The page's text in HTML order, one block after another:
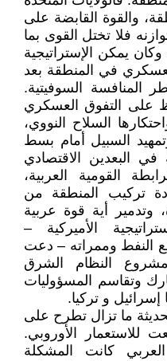
والقوة القابضة على
فلا تختل القوى بما
وكان يمكن الإستراتيجية
في المنطقة بعد
المنافسة السوفيتية.
على التفوق العسكري
السلاح النووي،
السبيل أمام بسط
في البعدين الاقتصادي
القومية العربية،
تركيب المنطقة من
أية قوة عربية
الأميركية –
النفط وممراته – دعت
مشروع النظام الشرق
وتقاسم المسؤوليات
إسرائيل و تركيا.
ما تزال تطرح على
الأوروبي.
كانت المشكلة